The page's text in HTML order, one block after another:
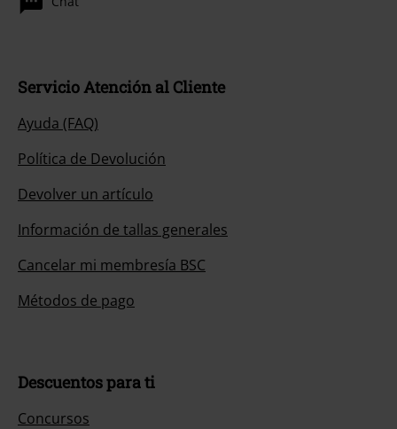
Servicio Atención al Cliente
Ayuda (FAQ)
Política de Devolución
Devolver un artículo
Información de tallas generales
Cancelar mi membresía BSC
Métodos de pago
Descuentos para ti
Concursos